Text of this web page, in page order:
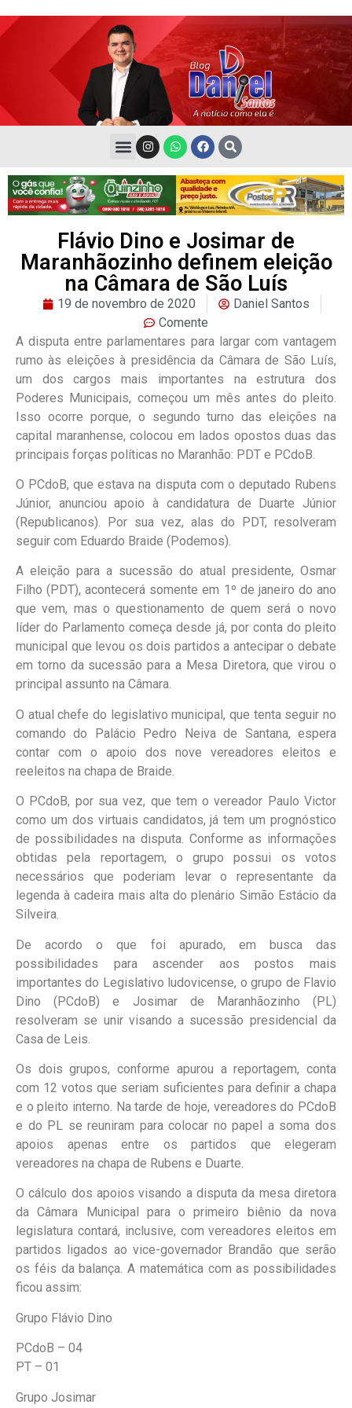
Flávio Dino e Josimar de
Maranhãozinho definem eleição
na Câmara de São Luís
19 de novembro de 2020
Daniel Santos
Comente
A disputa entre parlamentares para largar com vantagem
rumo às eleições à presidência da Câmara de São Luís,
um dos cargos mais importantes na estrutura dos
Poderes Municipais, começou um mês antes do pleito.
Isso ocorre porque, o segundo turno das eleições na
capital maranhense, colocou em lados opostos duas das
principais forças políticas no Maranhão: PDT e PCdoB.
O PCdoB, que estava na disputa com o deputado Rubens
Júnior, anunciou apoio à candidatura de Duarte Júnior
(Republicanos). Por sua vez, alas do PDT, resolveram
seguir com Eduardo Braide (Podemos).
A eleição para a sucessão do atual presidente, Osmar
Filho (PDT), acontecerá somente em 1º de janeiro do ano
que vem, mas o questionamento de quem será o novo
líder do Parlamento começa desde já, por conta do pleito
municipal que levou os dois partidos a antecipar o debate
em torno da sucessão para a Mesa Diretora, que virou o
principal assunto na Câmara.
O atual chefe do legislativo municipal, que tenta seguir no
comando do Palácio Pedro Neiva de Santana, espera
contar com o apoio dos nove vereadores eleitos e
reeleitos na chapa de Braide.
O PCdoB, por sua vez, que tem o vereador Paulo Victor
como um dos virtuais candidatos, já tem um prognóstico
de possibilidades na disputa. Conforme as informações
obtidas pela reportagem, o grupo possui os votos
necessários que poderiam levar o representante da
legenda à cadeira mais alta do plenário Simão Estácio da
Silveira.
De acordo o que foi apurado, em busca das
possibilidades para ascender aos postos mais
importantes do Legislativo ludovicense, o grupo de Flavio
Dino (PCdoB) e Josimar de Maranhãozinho (PL)
resolveram se unir visando a sucessão presidencial da
Casa de Leis.
Os dois grupos, conforme apurou a reportagem, conta
com 12 votos que seriam suficientes para definir a chapa
e o pleito interno. Na tarde de hoje, vereadores do PCdoB
e do PL se reuniram para colocar no papel a soma dos
apoios apenas entre os partidos que elegeram
vereadores na chapa de Rubens e Duarte.
O cálculo dos apoios visando a disputa da mesa diretora
da Câmara Municipal para o primeiro biênio da nova
legislatura contará, inclusive, com vereadores eleitos em
partidos ligados ao vice-governador Brandão que serão
os féis da balança. A matemática com as possibilidades
ficou assim:
Grupo Flávio Dino
PCdoB – 04
PT – 01
Grupo Josimar